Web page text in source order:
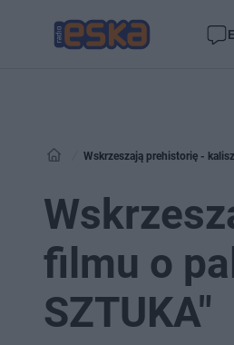
Wskrzeszają prehistorię -
filmu o
SZTUKA"